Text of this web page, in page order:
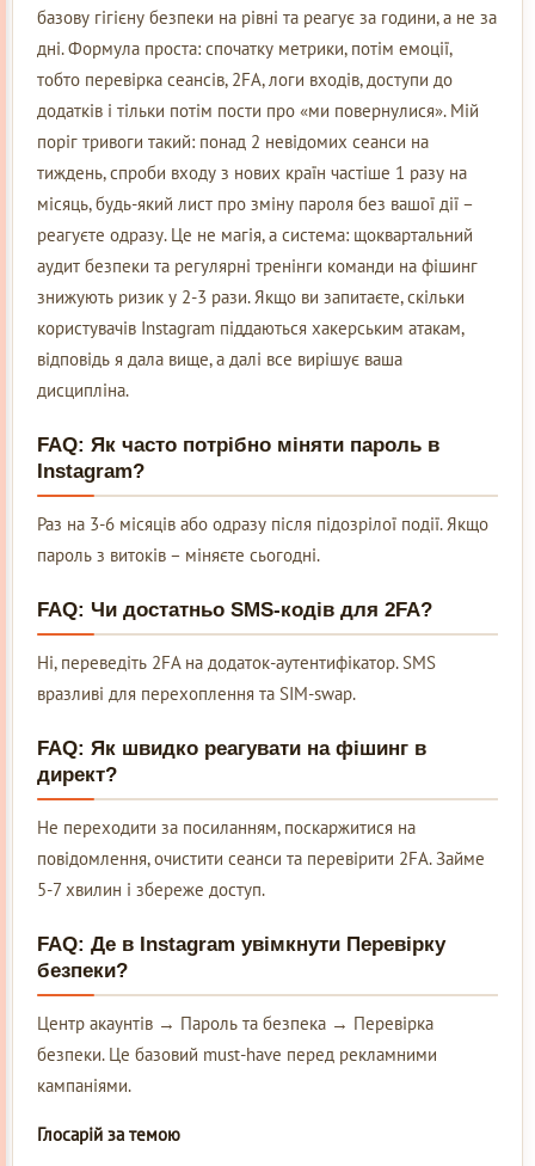
базову гігієну безпеки на рівні та реагує за години, а не за
дні. Формула проста: спочатку метрики, потім емоції,
тобто перевірка сеансів, 2FA, логи входів, доступи до
додатків і тільки потім пости про «ми повернулися». Мій
поріг тривоги такий: понад 2 невідомих сеанси на
тиждень, спроби входу з нових країн частіше 1 разу на
місяць, будь-який лист про зміну пароля без вашої дії –
реагуєте одразу. Це не магія, а система: щоквартальний
аудит безпеки та регулярні тренінги команди на фішинг
знижують ризик у 2-3 рази. Якщо ви запитаєте, скільки
користувачів Instagram піддаються хакерським атакам,
відповідь я дала вище, а далі все вирішує ваша
дисципліна.
FAQ: Як часто потрібно міняти пароль в
Instagram?
Раз на 3-6 місяців або одразу після підозрілої події. Якщо
пароль з витоків – міняєте сьогодні.
FAQ: Чи достатньо SMS-кодів для 2FA?
Ні, переведіть 2FA на додаток-аутентифікатор. SMS
вразливі для перехоплення та SIM-swap.
FAQ: Як швидко реагувати на фішинг в
директ?
Не переходити за посиланням, поскаржитися на
повідомлення, очистити сеанси та перевірити 2FA. Займе
5-7 хвилин і збереже доступ.
FAQ: Де в Instagram увімкнути Перевірку
безпеки?
Центр акаунтів → Пароль та безпека → Перевірка
безпеки. Це базовий must-have перед рекламними
кампаніями.
Глосарій за темою